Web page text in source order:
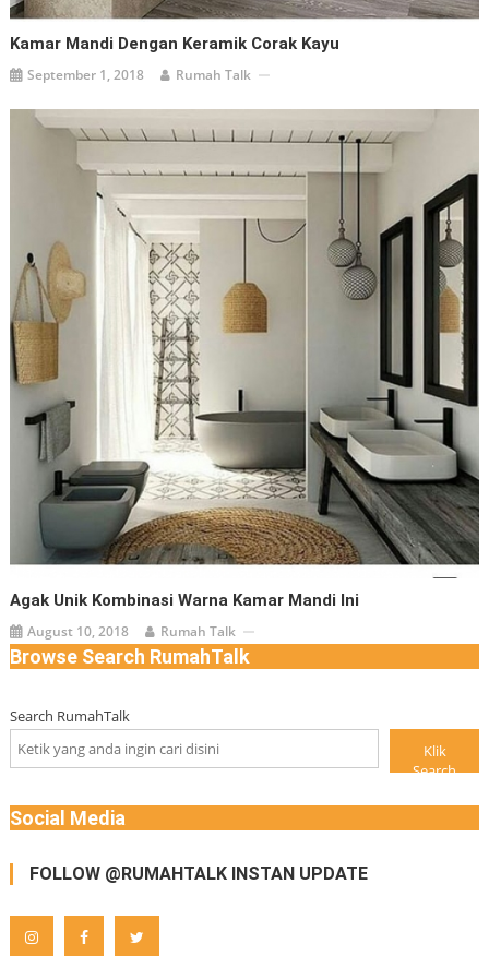
Kamar Mandi Dengan Keramik Corak Kayu
September 1, 2018 Rumah Talk
Agak Unik Kombinasi Warna Kamar Mandi Ini
August 10, 2018 Rumah Talk
Browse Search RumahTalk
Search RumahTalk
Klik
Search
Social Media
FOLLOW @RUMAHTALK INSTAN UPDATE